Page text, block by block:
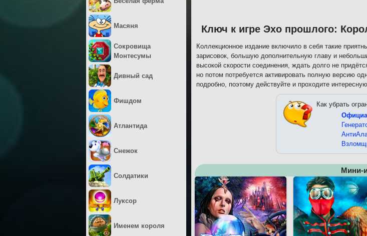
Ключ к игре Эхо прошлого:
Коллекционное издание включило в себя такие
зарисовок, большую дополнительную главу и
высокой скорости соединения, ждать долго не
но потом потребуется активировать полную версию
подробно, поэтому действуйте и проходите
Как убрать
Мини-
Масяня
Сокровища
Монтесумы
Дивный сад
Фишдом
Атлантида
Снежок
Солдатики
Луксор
Именем короля